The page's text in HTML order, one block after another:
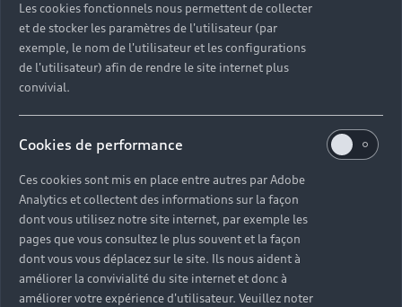
Les cookies fonctionnels nous permettent de collecter
et de stocker les paramètres de l'utilisateur (par
exemple, le nom de l'utilisateur et les configurations
de l'utilisateur) afin de rendre le site internet plus
convivial.
Cookies de performance
Ces cookies sont mis en place entre autres par Adobe
Analytics et collectent des informations sur la façon
dont vous utilisez notre site internet, par exemple les
pages que vous consultez le plus souvent et la façon
dont vous vous déplacez sur le site. Ils nous aident à
améliorer la convivialité du site internet et donc à
améliorer votre expérience d'utilisateur. Veuillez noter